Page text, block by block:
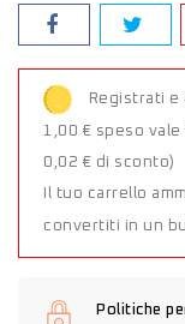
Registrati
1,00 € speso
0,02 € di sconto)
Il tuo carrello
convertiti in un
Politiche